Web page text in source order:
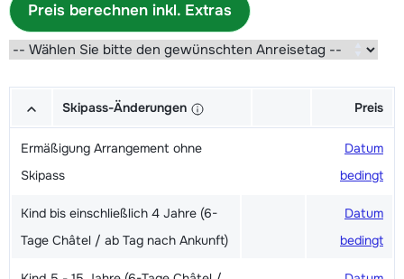
Preis berechnen inkl. Extras
Skipass-Änderungen Preis
Ermäßigung Arrangement ohne
Skipass
Datum
bedingt
Kind bis einschließlich 4 Jahre (6-
Tage Châtel / ab Tag nach Ankunft)
Datum
bedingt